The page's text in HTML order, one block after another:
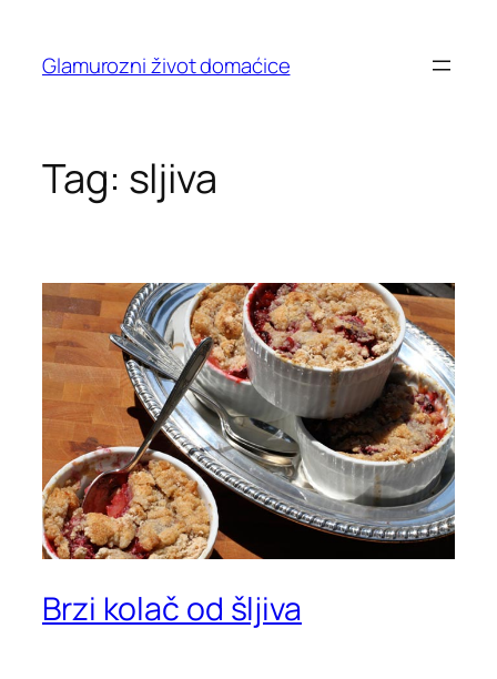
content
Glamurozni život domaćice
Tag: sljiva
Brzi kolač od šljiva